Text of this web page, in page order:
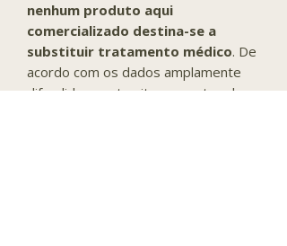
nenhum produto aqui
comercializado destina-se a
substituir tratamento médico. De
acordo com os dados amplamente
difundidos neste site, em outros bem